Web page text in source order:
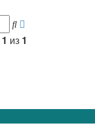
Поиск
поиск
1 из 1